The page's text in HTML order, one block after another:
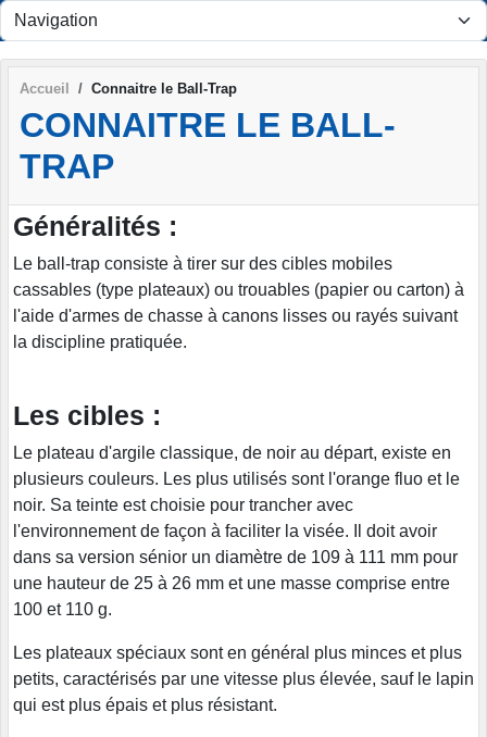
Accueil Connaitre le Ball-Trap
CONNAITRE LE BALL-
TRAP
Généralités :
Le ball-trap consiste à tirer sur des cibles mobiles
cassables (type plateaux) ou trouables (papier ou carton) à
l'aide d'armes de chasse à canons lisses ou rayés suivant
la discipline pratiquée.
Les cibles :
Le plateau d'argile classique, de noir au départ, existe en
plusieurs couleurs. Les plus utilisés sont l'orange fluo et le
noir. Sa teinte est choisie pour trancher avec
l'environnement de façon à faciliter la visée. Il doit avoir
dans sa version sénior un diamètre de 109 à 111 mm pour
une hauteur de 25 à 26 mm et une masse comprise entre
100 et 110 g.
Les plateaux spéciaux sont en général plus minces et plus
petits, caractérisés par une vitesse plus élevée, sauf le lapin
qui est plus épais et plus résistant.
Panneau de gestion des cookies